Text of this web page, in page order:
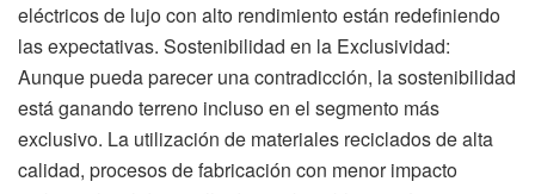
eléctricos de lujo con alto rendimiento están redefiniendo
las expectativas. Sostenibilidad en la Exclusividad:
Aunque pueda parecer una contradicción, la sostenibilidad
está ganando terreno incluso en el segmento más
exclusivo. La utilización de materiales reciclados de alta
calidad, procesos de fabricación con menor impacto